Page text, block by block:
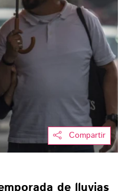
Compartir